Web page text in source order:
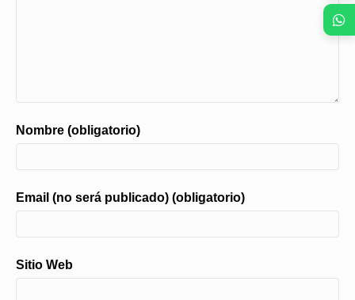
Nombre (obligatorio)
Email (no será publicado) (obligatorio)
Sitio Web